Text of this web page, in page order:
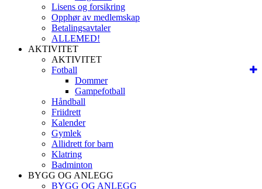
Lisens og forsikring
Opphør av medlemskap
Betalingsavtaler
ALLEMED!
AKTIVITET
AKTIVITET
Fotball
Dommer
Gampefotball
Håndball
Friidrett
Kalender
Gymlek
Allidrett for barn
Klatring
Badminton
BYGG OG ANLEGG
BYGG OG ANLEGG